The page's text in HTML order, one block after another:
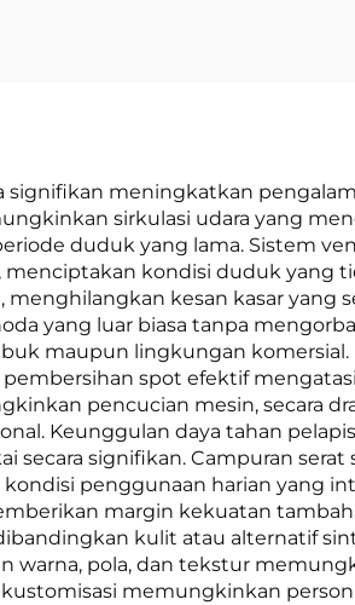
signifikan meningkatkan
sirkulasi udara yang
duduk yang lama. Sistem
kondisi duduk yang
kesan kasar yang
yang luar biasa tanpa
maupun lingkungan
spot efektif
pencucian mesin, secara
Keunggulan daya tahan
signifikan. Campuran
penggunaan harian yang
margin kekuatan
kulit atau alternatif
warna, pola, dan tekstur
memungkinkan